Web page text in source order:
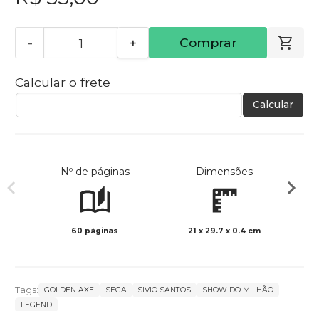
- + Comprar
Calcular o frete
Calcular
Nº de páginas
60 páginas
Dimensões
21 x 29.7 x 0.4 cm
Tags: GOLDEN AXE SEGA SIVIO SANTOS
SHOW DO MILHÃO
LEGEND